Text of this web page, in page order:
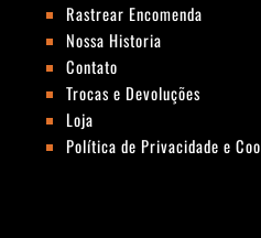
Rastrear Encomenda
Nossa Historia
Contato
Trocas e Devoluções
Loja
Política de Privacidade e